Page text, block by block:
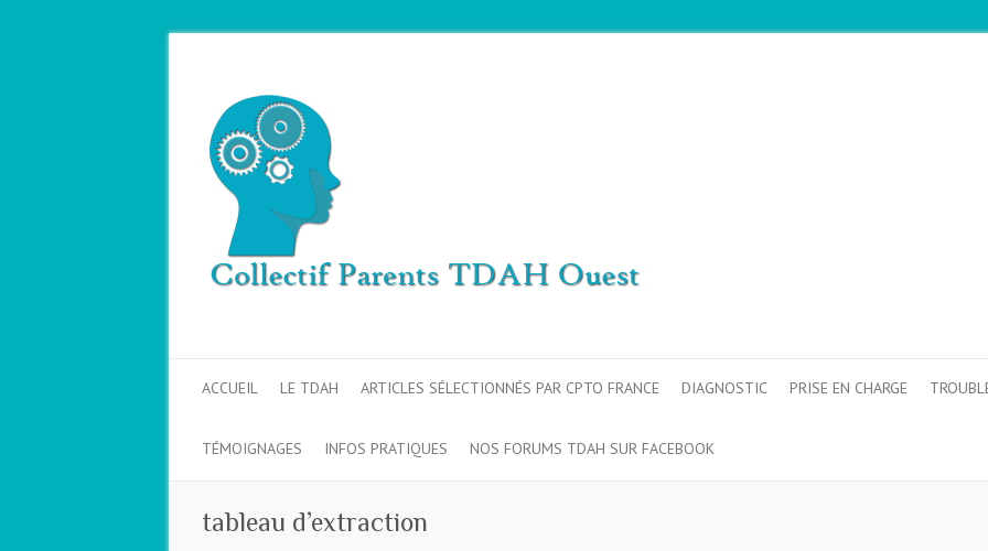
ACCUEIL LE TDAH ARTICLES SÉLECTIONNÉS PAR CPTO FRANCE DIAGNOSTIC PRISE EN CHARGE
TÉMOIGNAGES INFOS PRATIQUES NOS FORUMS TDAH SUR FACEBOOK
tableau d’extraction